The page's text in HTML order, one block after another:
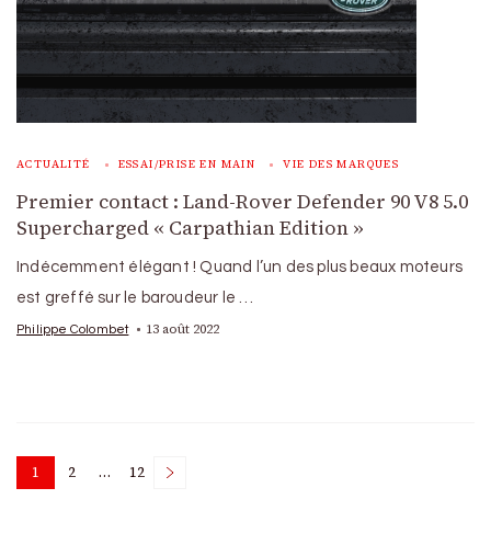
ACTUALITÉ ESSAI/PRISE EN MAIN VIE DES MARQUES
Premier contact : Land-Rover Defender 90 V8 5.0
Supercharged « Carpathian Edition »
Indécemment élégant ! Quand l’un des plus beaux moteurs
est greffé sur le baroudeur le …
Philippe Colombet 13 août 2022
Posts
Page
1 Page
2 … Page
12